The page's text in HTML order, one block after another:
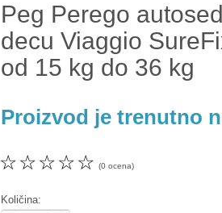
Peg Perego
decu Viaggio
od 15 kg do 36 kg
Proizvod je trenutno
☆
☆
☆
☆
☆ (0 ocena)
Količina: